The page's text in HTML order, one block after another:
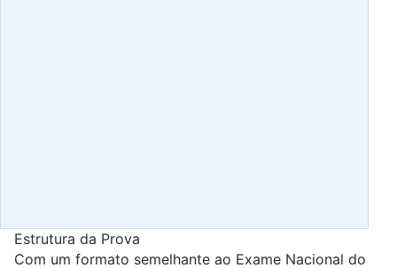
Estrutura da Prova
Com um formato semelhante ao Exame Nacional do